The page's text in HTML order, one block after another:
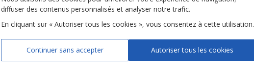
Chanson de l'autruche Chanson de l'extra-terrestre
Piano Chant
Chanson de l'horloge d'Emilie Jolie Chanson de la petite fille dans la chambre vide
Piano Chant
diffuser des contenus personnalisés et analyser notre trafic.
En cliquant sur « Autoriser tous les cookies », vous consentez à cette utilisation.
Continuer sans accepter Autoriser tous les cookies